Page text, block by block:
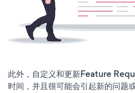
此外，自定义和更新Feature
时间，并且很可能会引起新的问题或